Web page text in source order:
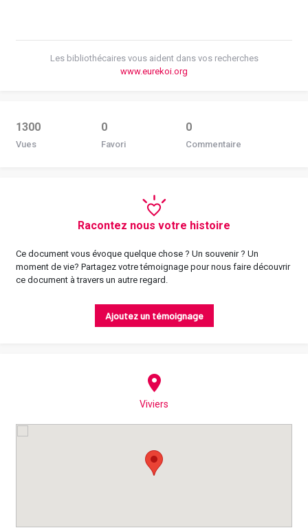
Les bibliothécaires vous aident dans vos recherches
www.eurekoi.org
1300
Vues
0
Favori
0
Commentaire
Racontez nous votre histoire
Ce document vous évoque quelque chose ? Un souvenir ? Un
moment de vie? Partagez votre témoignage pour nous faire découvrir
ce document à travers un autre regard.
Ajoutez un témoignage
Viviers